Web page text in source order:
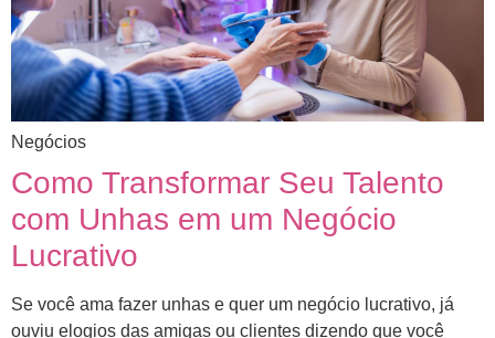
Negócios
Como Transformar Seu Talento
com Unhas em um Negócio
Lucrativo
Se você ama fazer unhas e quer um negócio lucrativo, já
ouviu elogios das amigas ou clientes dizendo que você